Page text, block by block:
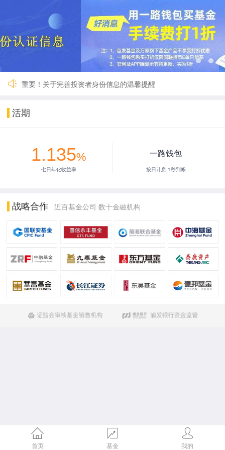
国寿安保鑫钱包货币A暂停交易
国联货币E 9月27日暂停服务
【重要】一路财富暂停服务3小时
2024年劳动节假期安排公告
2024年春节假期安排公告
【重要】关于暂停新用户注册的公告
重要！关于完善投资者身份信息的温馨提醒
国联货币E 9月27日暂停服务
2024年春节假期安排公告
【重要】关于暂停新用户注册的公告
重要！关于完善投资者身份信息的温馨提醒
活期
1.135%
七日年化收益率
一路钱包
按日计息 1秒到帐
战略合作 近百基金公司 数十金融机构
首页 基金 我的